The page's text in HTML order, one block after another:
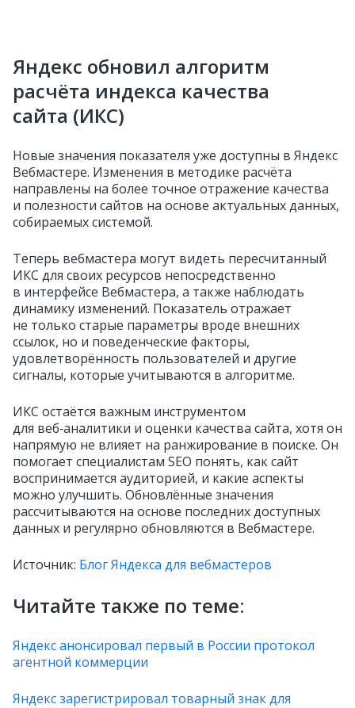
Яндекс обновил алгоритм
расчёта индекса качества
сайта (ИКС)
Новые значения показателя уже доступны в Яндекс
Вебмастере. Изменения в методике расчёта
направлены на более точное отражение качества
и полезности сайтов на основе актуальных данных,
собираемых системой.
Теперь вебмастера могут видеть пересчитанный
ИКС для своих ресурсов непосредственно
в интерфейсе Вебмастера, а также наблюдать
динамику изменений. Показатель отражает
не только старые параметры вроде внешних
ссылок, но и поведенческие факторы,
удовлетворённость пользователей и другие
сигналы, которые учитываются в алгоритме.
ИКС остаётся важным инструментом
для веб‑аналитики и оценки качества сайта, хотя он
напрямую не влияет на ранжирование в поиске. Он
помогает специалистам SEO понять, как сайт
воспринимается аудиторией, и какие аспекты
можно улучшить. Обновлённые значения
рассчитываются на основе последних доступных
данных и регулярно обновляются в Вебмастере.
Источник: Блог Яндекса для вебмастеров
Читайте также по теме:
Яндекс анонсировал первый в России протокол
агентной коммерции
Яндекс зарегистрировал товарный знак для